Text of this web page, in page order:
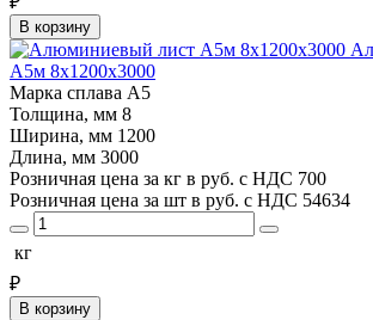
В корзину
А5м 8х1200х3000
Марка сплава А5
Толщина, мм 8
Ширина, мм 1200
Длина, мм 3000
Розничная цена за кг в руб. с НДС 700
Розничная цена за шт в руб. с НДС 54634
кг
₽
В корзину